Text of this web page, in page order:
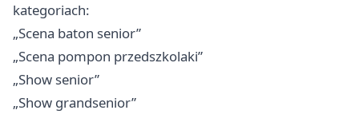
kategoriach:
„Scena baton senior”
„Scena pompon przedszkolaki”
„Show senior”
„Show grandsenior”